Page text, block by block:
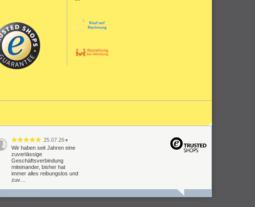
25.07.26 ▼
Wir haben seit Jahren eine
zuverlässige
Geschäftsverbindung
miteinander, bisher hat
immer alles reibungslos und
zuv…
▼